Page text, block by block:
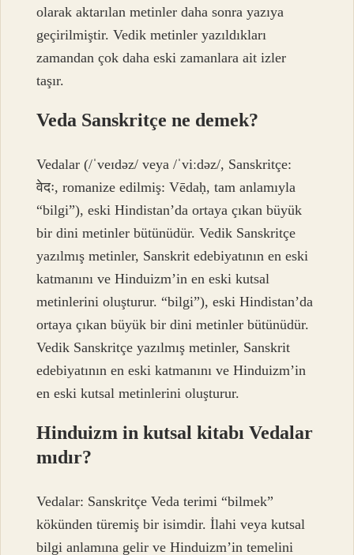
olarak aktarılan metinler daha sonra yazıya
geçirilmiştir. Vedik metinler yazıldıkları
zamandan çok daha eski zamanlara ait izler
taşır.
Veda Sanskritçe ne demek?
Vedalar (/ˈveɪdəz/ veya /ˈviːdəz/, Sanskritçe:
वेदः, romanize edilmiş: Vēdaḥ, tam anlamıyla
“bilgi”), eski Hindistan’da ortaya çıkan büyük
bir dini metinler bütünüdür. Vedik Sanskritçe
yazılmış metinler, Sanskrit edebiyatının en eski
katmanını ve Hinduizm’in en eski kutsal
metinlerini oluşturur. “bilgi”), eski Hindistan’da
ortaya çıkan büyük bir dini metinler bütünüdür.
Vedik Sanskritçe yazılmış metinler, Sanskrit
edebiyatının en eski katmanını ve Hinduizm’in
en eski kutsal metinlerini oluşturur.
Hinduizm in kutsal kitabı Vedalar
mıdır?
Vedalar: Sanskritçe Veda terimi “bilmek”
kökünden türemiş bir isimdir. İlahi veya kutsal
bilgi anlamına gelir ve Hinduizm’in temelini